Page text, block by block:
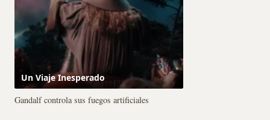
Un Viaje Inesperado
Gandalf controla sus fuegos artificiales